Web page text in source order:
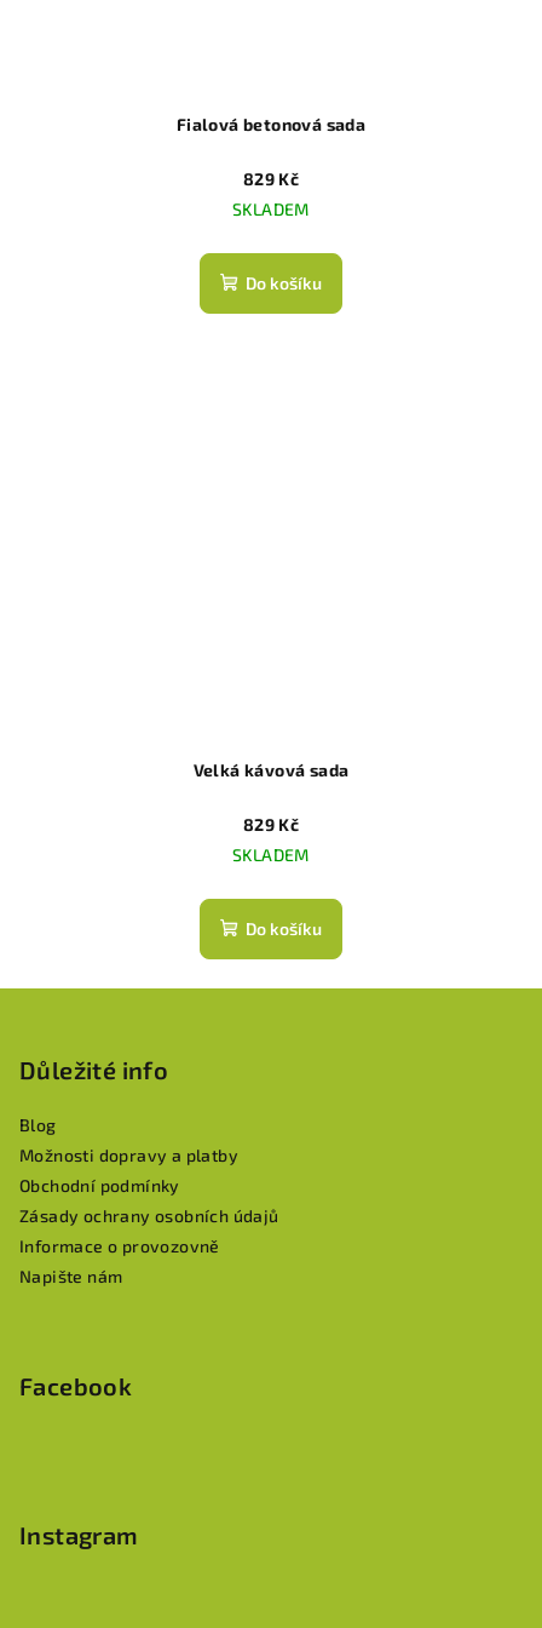
Fialová betonová sada
829 Kč
SKLADEM
Do košíku
Velká kávová sada
829 Kč
SKLADEM
Do košíku
Důležité info
Blog
Možnosti dopravy a platby
Obchodní podmínky
Zásady ochrany osobních údajů
Informace o provozovně
Napište nám
Facebook
Instagram